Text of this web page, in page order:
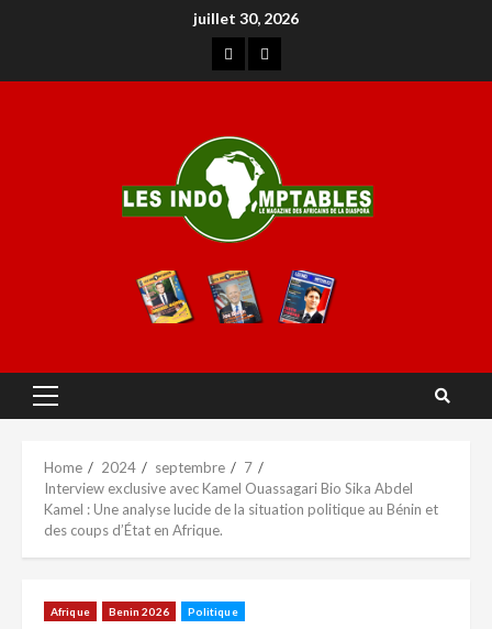
juillet 30, 2026
Home 2024 septembre
7
Interview exclusive avec Kamel Ouassagari Bio Sika Abdel
Kamel : Une analyse lucide de la situation politique au Bénin et
des coups d’État en Afrique.
Afrique Benin 2026 Politique